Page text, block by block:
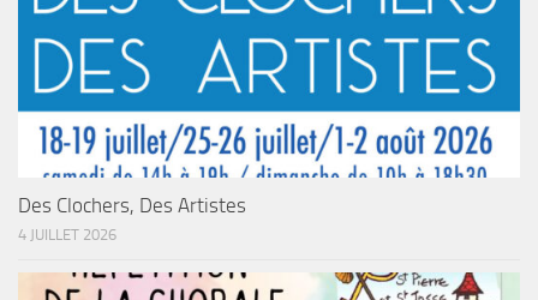
Des Clochers, Des Artistes
4 JUILLET 2026